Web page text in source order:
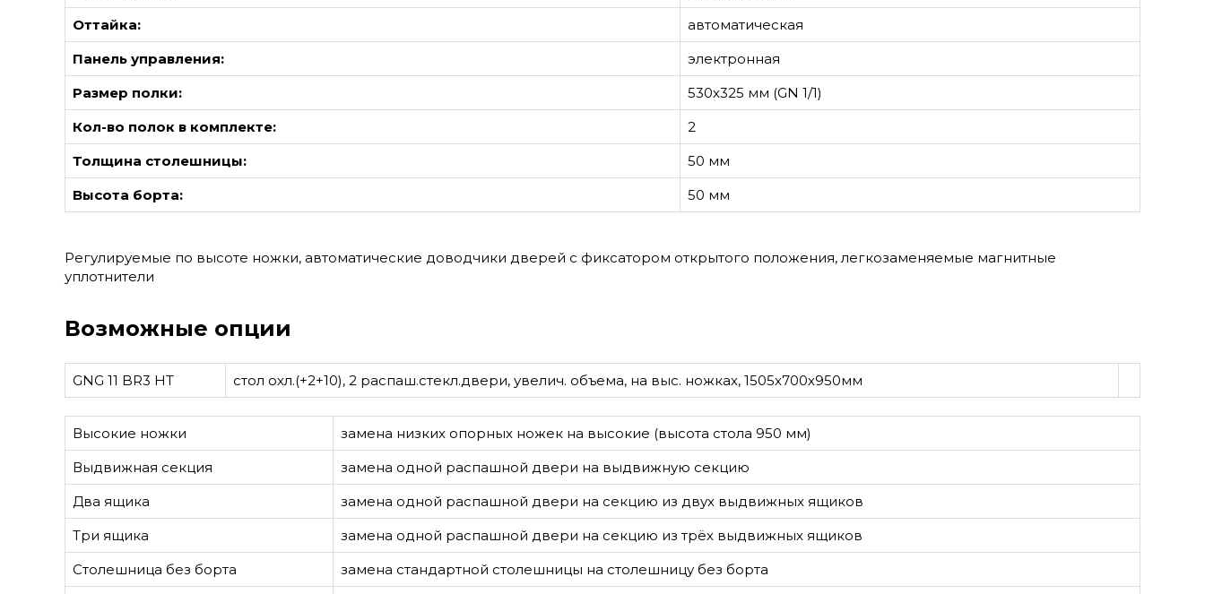
Оттайка:
автоматическая
Панель управления:
электронная
Размер полки:
530х325 мм (GN 1/1)
Кол-во полок в комплекте:
2
Толщина столешницы:
50 мм
Высота борта:
50 мм
Регулируемые по высоте ножки, автоматические доводчики дверей с фиксатором открытого положения, легкозаменяемые магнитные
уплотнители
Возможные опции
GNG 11 BR3 HT стол охл.(+2+10), 2 распаш.стекл.двери, увелич. объема, на выс. ножках, 1505х700х950мм
Высокие ножки
замена низких опорных ножек на высокие (высота стола 950 мм)
Выдвижная секция
замена одной распашной двери на выдвижную секцию
Два ящика
замена одной распашной двери на секцию из двух выдвижных ящиков
Три ящика
замена одной распашной двери на секцию из трёх выдвижных ящиков
Столешница без борта
замена стандартной столешницы на столешницу без борта